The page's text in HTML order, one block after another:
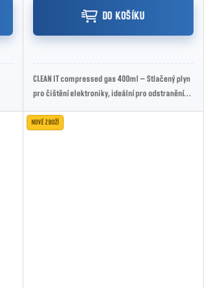
DO KOŠÍKU
CLEAN IT compressed gas 400ml – Stlačený plyn
pro čištění elektroniky, ideální pro odstranění
NOVÉ ZBOŽÍ